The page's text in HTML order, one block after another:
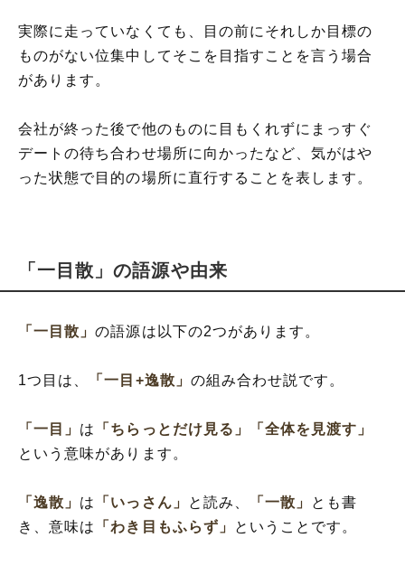
実際に走っていなくても、目の前にそれしか目標の
ものがない位集中してそこを目指すことを言う場合
があります。
会社が終った後で他のものに目もくれずにまっすぐ
デートの待ち合わせ場所に向かったなど、気がはや
った状態で目的の場所に直行することを表します。
「一目散」の語源や由来
「一目散」の語源は以下の2つがあります。
1つ目は、 「一目+逸散」 の組み合わせ説です。
「一目」 は 「ちらっとだけ見る」
「全体を見渡す」
という意味があります。
「逸散」 は 「いっさん」 と読み、 「一散」 とも書
き、意味は
「わき目もふらず」 ということです。